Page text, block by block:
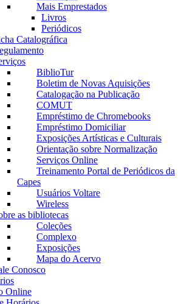
Mais Emprestados
Livros
Periódicos
Catalográfica
BiblioTur
Boletim de Novas Aquisições
Catalogação na Publicação
COMUT
Empréstimo de Chromebooks
Empréstimo Domiciliar
Exposições Artísticas e Culturais
Orientação sobre Normalização
Serviços Online
Treinamento Portal de Periódicos da
Capes
Usuários Voltare
Wireless
as bibliotecas
Coleções
Complexo
Exposições
Mapa do Acervo
Conosco
Online